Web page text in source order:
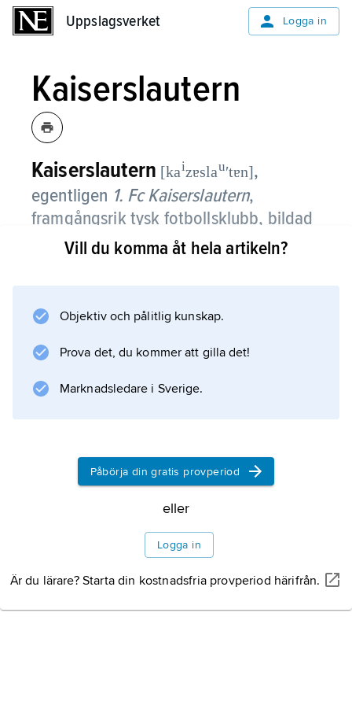
Uppslagsverket Logga in
Kaiserslautern
Kaiserslautern [kaizɐslauʹtɐn],
egentligen 1. Fc Kaiserslautern,
framgångsrik tysk fotbollsklubb, bildad
1900.
1998, vunnit cupen 1990 och 1996 samt tyska
Vill du komma åt hela artikeln?
Objektiv och pålitlig kunskap.
Prova det, du kommer att gilla det!
Marknadsledare i Sverige.
Påbörja din gratis provperiod
eller
Logga in
Är du lärare? Starta din kostnadsfria provperiod härifrån.